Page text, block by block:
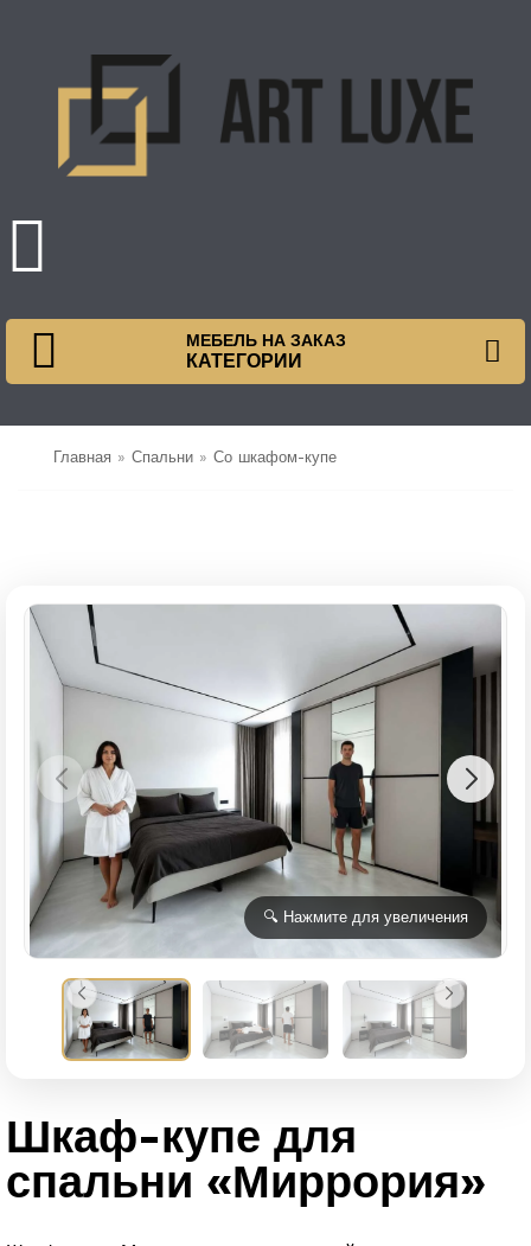
МЕБЕЛЬ НА ЗАКАЗ
КАТЕГОРИИ
Главная » Спальни » Со шкафом-купе
🔍 Нажмите для увеличения
Шкаф-купе для
спальни «Миррория»